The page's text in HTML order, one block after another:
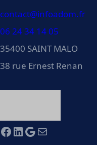
contact@infoadom.fr
06 24 34 14 05
35400 SAINT MALO
38 rue Ernest Renan